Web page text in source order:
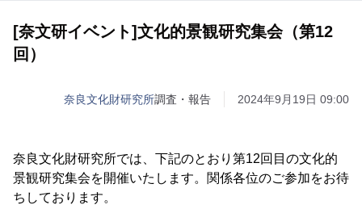
[奈文研イベント]文化的景観研究集会（第12
回）
奈良文化財研究所調査・報告 2024年9月19日 09:00
奈良文化財研究所では、下記のとおり第12回目の文化的
景観研究集会を開催いたします。関係各位のご参加をお待
ちしております。